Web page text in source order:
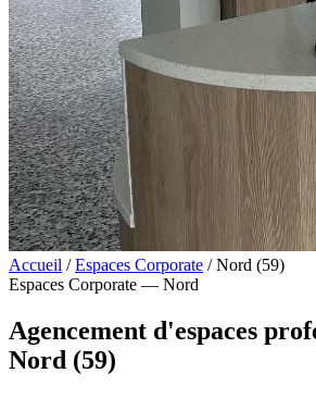
Accueil / Espaces Corporate / Nord (59)
Espaces Corporate — Nord
Agencement d'espaces
Nord (59)